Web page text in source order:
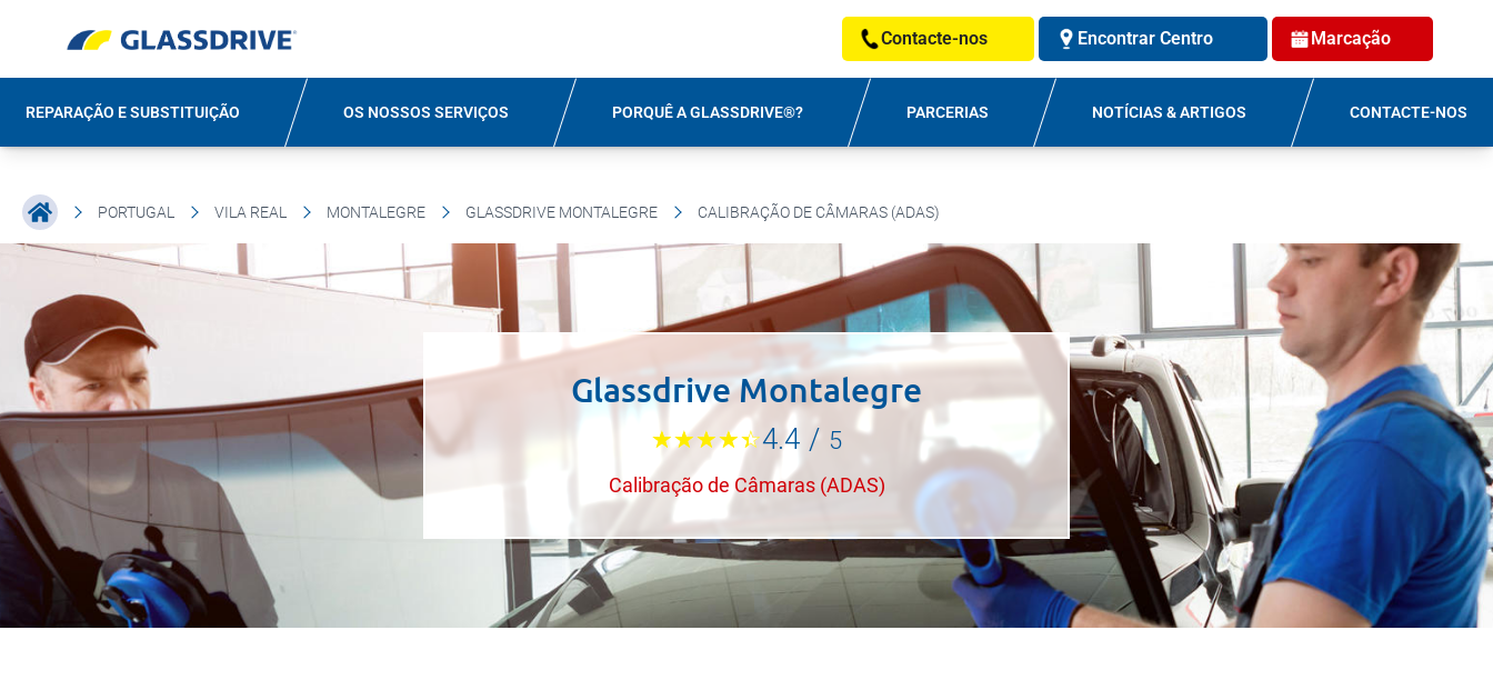
Contacte-nos Encontrar Centro Marcação
REPARAÇÃO E SUBSTITUIÇÃO OS NOSSOS SERVIÇOS PORQUÊ A GLASSDRIVE®? PARCERIAS NOTÍCIAS & ARTIGOS CONTACTE-NOS
PORTUGAL VILA REAL MONTALEGRE GLASSDRIVE MONTALEGRE CALIBRAÇÃO DE CÂMARAS (ADAS)
Glassdrive Montalegre
4.4 / 5
Calibração de Câmaras (ADAS)